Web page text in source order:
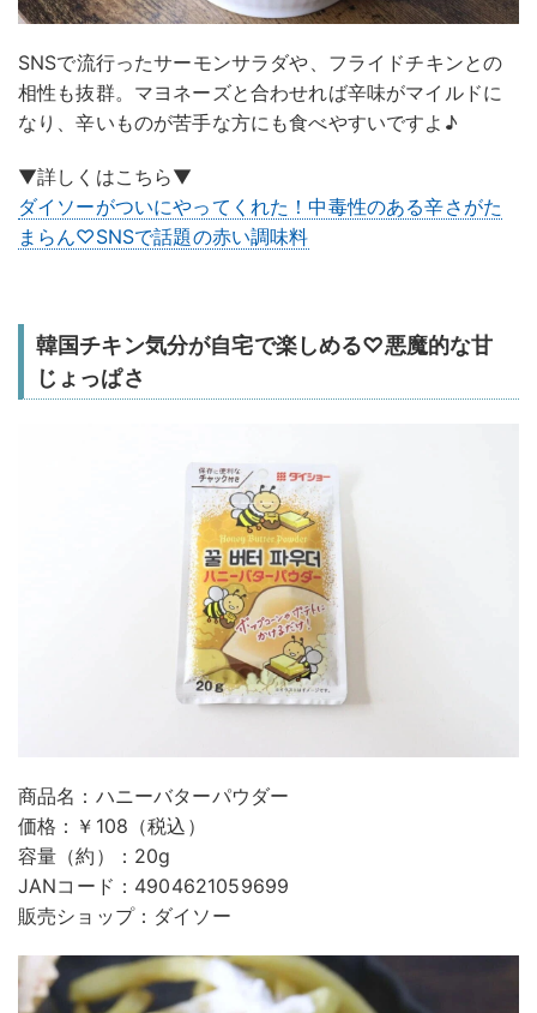
SNSで流行ったサーモンサラダや、フライドチキンとの
相性も抜群。マヨネーズと合わせれば辛味がマイルドに
なり、辛いものが苦手な方にも食べやすいですよ♪
▼詳しくはこちら▼
ダイソーがついにやってくれた！中毒性のある辛さがた
まらん♡SNSで話題の赤い調味料
韓国チキン気分が自宅で楽しめる♡悪魔的な甘
じょっぱさ
商品名：ハニーバターパウダー
価格：￥108（税込）
容量（約）：20g
JANコード：4904621059699
販売ショップ：ダイソー